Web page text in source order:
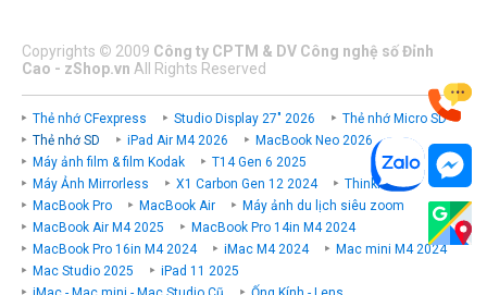
Copyrights © 2009 Công ty CPTM & DV Công nghệ số Đỉnh
Cao - zShop.vn All Rights Reserved
Thẻ nhớ CFexpress Studio Display 27" 2026
Thẻ nhớ Micro SD
Thẻ nhớ SD
iPad Air M4 2026
MacBook Neo 2026
Máy ảnh film & film Kodak
T14 Gen 6 2025
Máy Ảnh Mirrorless
X1 Carbon Gen 12 2024
ThinkPad P
MacBook Pro
MacBook Air
Máy ảnh du lịch siêu zoom
MacBook Air M4 2025
MacBook Pro 14in M4 2024
MacBook Pro 16in M4 2024
iMac M4 2024
Mac mini M4 2024
Mac Studio 2025
iPad 11 2025